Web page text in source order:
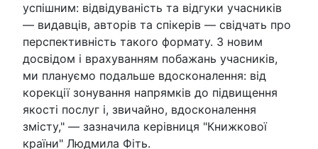
успішним: відвідуваність та відгуки учасників
— видавців, авторів та спікерів — свідчать про
перспективність такого формату. З новим
досвідом і врахуванням побажань учасників,
ми плануємо подальше вдосконалення: від
корекції зонування напрямків до підвищення
якості послуг і, звичайно, вдосконалення
змісту," — зазначила керівниця "Книжкової
країни" Людмила Фіть.